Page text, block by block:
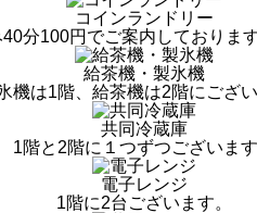
コインランドリー
分100円でご案内しておりま
給茶機・製氷機
機は1階、給茶機は2階にござい
共同冷蔵庫
1階と2階に１つずつございます
電子レンジ
1階に2台ございます。